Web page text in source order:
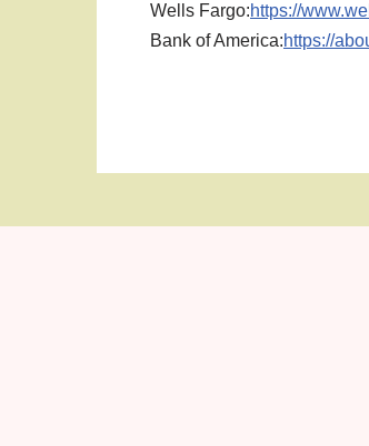
Wells Fargo:https://
Bank of America:https://